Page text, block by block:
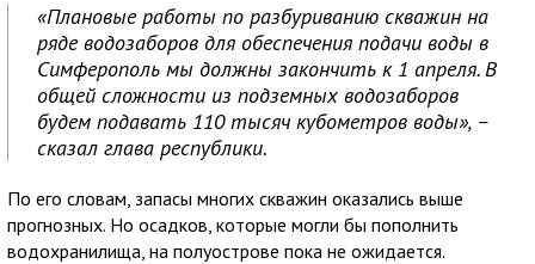
«Плановые работы по разбуриванию скважин на
ряде водозаборов для обеспечения подачи воды в
Симферополь мы должны закончить к 1 апреля. В
общей сложности из подземных водозаборов
будем подавать 110 тысяч кубометров воды», –
сказал глава республики.
По его словам, запасы многих скважин оказались выше
прогнозных. Но осадков, которые могли бы пополнить
водохранилища, на полуострове пока не ожидается.